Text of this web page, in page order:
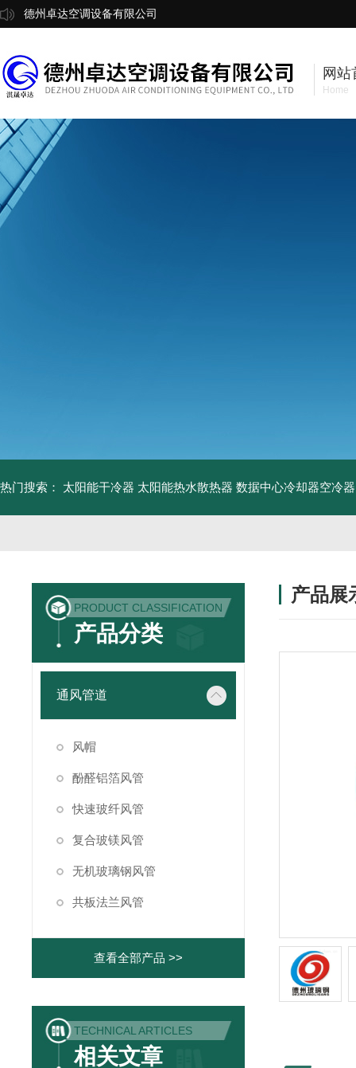
德州卓达空调设备有限公司
网站
Home
热门搜索： 太阳能干冷器 太阳能热水散热器 数据中心冷却器空冷器
PRODUCT CLASSIFICATION
产品分类
通风管道
风帽
酚醛铝箔风管
快速玻纤风管
复合玻镁风管
无机玻璃钢风管
共板法兰风管
查看全部产品 >>
TECHNICAL ARTICLES
相关文章
产品展